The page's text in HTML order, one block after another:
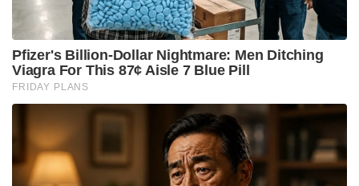
Pfizer's Billion-Dollar Nightmare: Men Ditching
Viagra For This 87¢ Aisle 7 Blue Pill
FRIDAY PLANS